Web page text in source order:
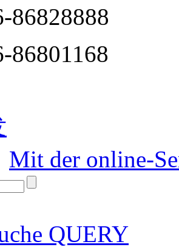
86828888
86801168
Mit der online-
QUERY